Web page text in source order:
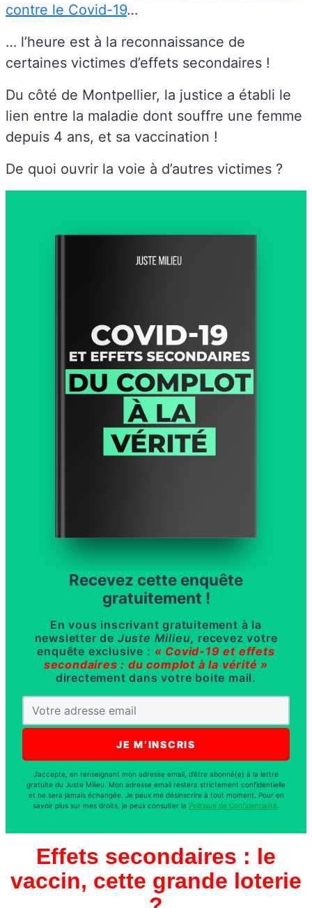
contre le Covid-19…
… l’heure est à la reconnaissance de
certaines victimes d’effets secondaires !
Du côté de Montpellier, la justice a établi le
lien entre la maladie dont souffre une femme
depuis 4 ans, et sa vaccination !
De quoi ouvrir la voie à d’autres victimes ?
Recevez cette enquête
gratuitement !
En vous inscrivant gratuitement à la
newsletter de Juste Milieu, recevez votre
enquête exclusive : « Covid-19 et effets
secondaires : du complot à la vérité »
directement dans votre boite mail.
J’accepte, en renseignant mon adresse email, d’être abonné(e) à la lettre
gratuite du Juste Milieu. Mon adresse email restera strictement confidentielle
et ne sera jamais échangée. Je peux me désinscrire à tout moment. Pour en
savoir plus sur mes droits, je peux consulter la Politique de Confidentialité
Effets secondaires : le
vaccin, cette grande loterie